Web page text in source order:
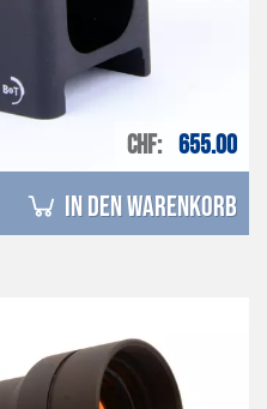
CHF 655.00
in den Warenkorb